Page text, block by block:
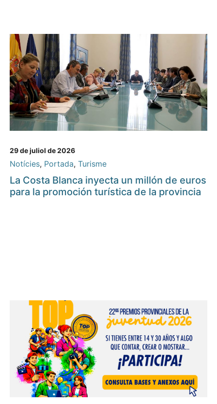
29 de juliol de 2026
Notícies, Portada, Turisme
La Costa Blanca inyecta un millón de euros
para la promoción turística de la provincia